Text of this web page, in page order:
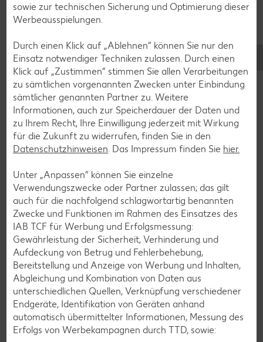
Erdbeer-Rezepte
Blaubeer-Rezepte
Bananen-Rezepte
Zurück zu allen Rezepten
Glutenfreie Rezepte
sowie zur technischen Sicherung und Optimierung dieser
Werbeausspielungen.
Durch einen Klick auf „Ablehnen“ können Sie nur den
Einsatz notwendiger Techniken zulassen. Durch einen
Klick auf „Zustimmen“ stimmen Sie allen Verarbeitungen
zu sämtlichen vorgenannten Zwecken unter Einbindung
sämtlicher genannten Partner zu. Weitere
Informationen, auch zur Speicherdauer der Daten und
zu Ihrem Recht, Ihre Einwilligung jederzeit mit Wirkung
für die Zukunft zu widerrufen, finden Sie in den
Datenschutzhinweisen . Das Impressum finden Sie hier.
Unter „Anpassen“ können Sie einzelne
Verwendungszwecke oder Partner zulassen; das gilt
auch für die nachfolgend schlagwortartig benannten
Zwecke und Funktionen im Rahmen des Einsatzes des
IAB TCF für Werbung und Erfolgsmessung:
Gewährleistung der Sicherheit, Verhinderung und
Aufdeckung von Betrug und Fehlerbehebung,
Bereitstellung und Anzeige von Werbung und Inhalten,
Abgleichung und Kombination von Daten aus
unterschiedlichen Quellen, Verknüpfung verschiedener
Endgeräte, Identifikation von Geräten anhand
automatisch übermittelter Informationen, Messung des
Erfolgs von Werbekampagnen durch TTD, sowie: